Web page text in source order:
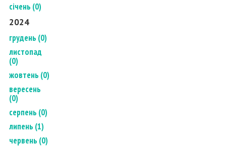
січень (0)
2024
грудень (0)
листопад
(0)
жовтень (0)
вересень
(0)
серпень (0)
липень (1)
червень (0)